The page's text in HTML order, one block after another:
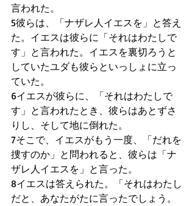
言われた。
5彼らは、「ナザレ人イエスを」と答え
た。イエスは彼らに「それはわたしで
す」と言われた。イエスを裏切ろうと
していたユダも彼らといっしょに立っ
ていた。
6イエスが彼らに、「それはわたしで
す」と言われたとき、彼らはあとずさ
りし、そして地に倒れた。
7そこで、イエスがもう一度、「だれを
捜すのか」と問われると、彼らは「ナ
ザレ人イエスを」と言った。
8イエスは答えられた。「それはわたし
だと、あなたがたに言ったでしょう。